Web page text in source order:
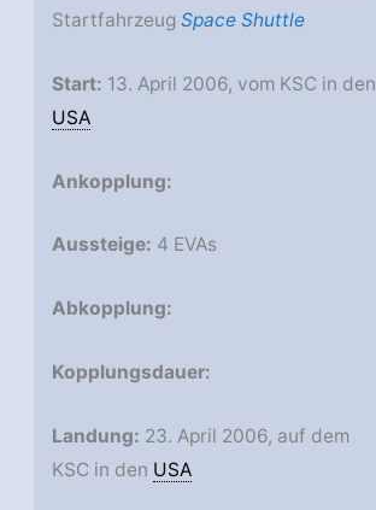
StartfahrzeugSpace Shuttle
Start: 13. April 2006, vom KSC in den
USA
Ankopplung:
Aussteige: 4 EVAs
Abkopplung:
Kopplungsdauer:
Landung: 23. April 2006, auf dem
KSC in den USA